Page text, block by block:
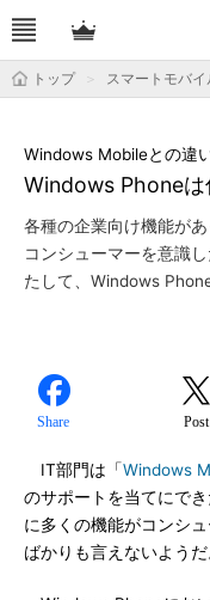
トップ スマートモバイ
Windows Phoneは
Windows Mobileとの違
各種の企業向け機能が
コンシューマーを意識
たして、Windows
Share Post
IT部門は「Windows
のサポートを当てにで
に多くの機能がコンシ
ばかりも言えないようだ